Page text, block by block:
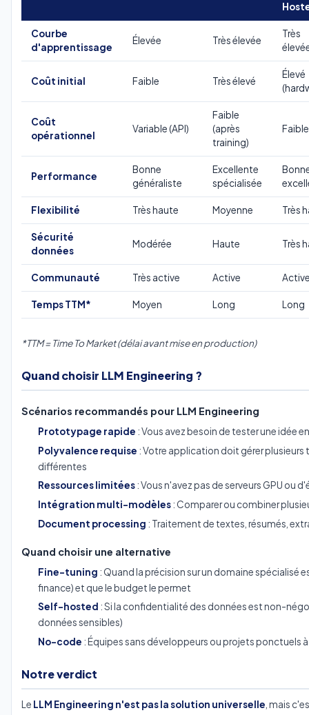
Courbe
d'apprentissage
Élevée Très élevée
Très
Coût initial Faible Très élevé
Élevé
Coût
opérationnel
Variable (API)
Faible
(après
training)
Faible
Performance
Bonne
généraliste
Excellente
spécialisée
Flexibilité Très haute Moyenne Très
Sécurité
données
Modérée Haute Très
Communauté Très active Active
Temps TTM* Moyen Long Long
*TTM = Time To Market (délai avant mise en production)
Quand choisir LLM Engineering ?
Scénarios recommandés pour LLM Engineering
Prototypage rapide : Vous avez besoin de tester une idée
Polyvalence requise : Votre application doit gérer plusieurs
différentes
Ressources limitées: Vous n'avez pas de serveurs GPU ou
Intégration multi-modèles: Comparer ou combiner
Document processing : Traitement de textes, résumés,
Quand choisir une alternative
Fine-tuning : Quand la précision sur un domaine spécialisé
finance) et que le budget le permet
Self-hosted : Si la confidentialité des données est non-
données sensibles)
No-code : Équipes sans développeurs ou projets ponctuels
Notre verdict
Le LLM Engineering n'est pas la solution universelle , mais